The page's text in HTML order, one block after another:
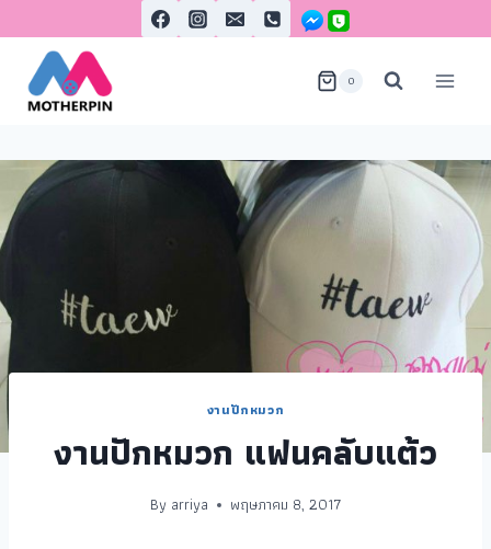
0
งานปักหมวก
งานปักหมวก แฟนคลับแต้ว
By arriya พฤษภาคม 8, 2017